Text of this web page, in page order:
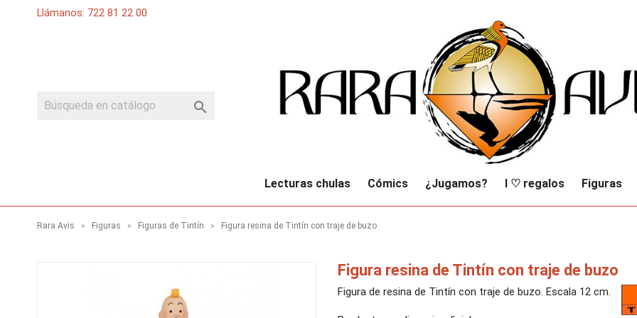
Llámanos: 722 81 22 00

Lecturas chulas Cómics ¿Jugamos? I ♡ regalos Figuras
Rara Avis Figuras Figuras de Tintín Figura resina de Tintín con traje de buzo
Figura resina de Tintín con traje de buzo
Figura de resina de Tintín con traje de buzo. Escala 12 cm.